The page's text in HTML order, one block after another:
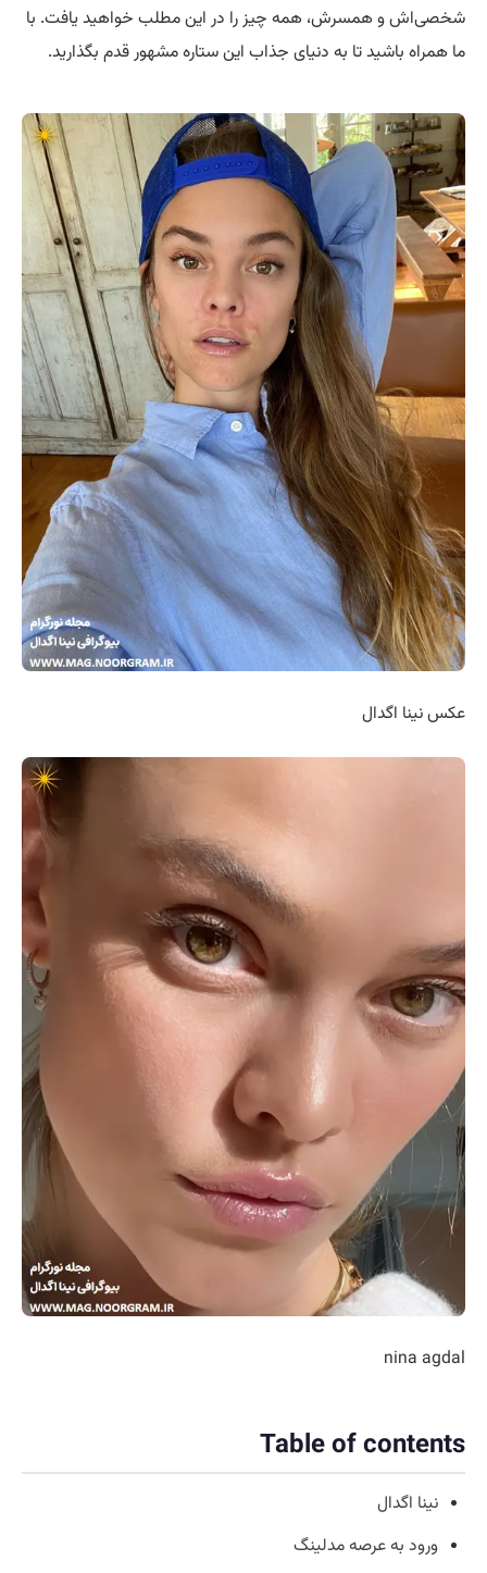
شخصی‌اش و همسرش، همه چیز را در این مطلب خواهید یافت. با
ما همراه باشید تا به دنیای جذاب این ستاره مشهور قدم بگذارید.
عکس نینا اگدال
nina agdal
Table of contents
نینا اگدال
ورود به عرصه مدلینگ